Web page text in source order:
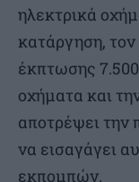
ηλεκτρικά
κατάργηση, τον
έκπτωσης
οχήματα και
αποτρέψει την
να εισαγάγει
εκπομπών.